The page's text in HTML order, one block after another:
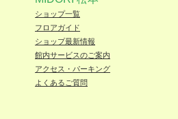
ショップ一覧
フロアガイド
ショップ最新情報
館内サービスのご案内
アクセス・パーキング
よくあるご質問